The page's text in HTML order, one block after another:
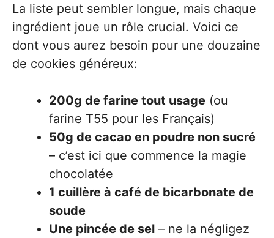
La liste peut sembler longue, mais chaque
ingrédient joue un rôle crucial. Voici ce
dont vous aurez besoin pour une douzaine
de cookies généreux:
200g de farine tout usage (ou
farine T55 pour les Français)
50g de cacao en poudre non sucré
– c’est ici que commence la magie
chocolatée
1 cuillère à café de bicarbonate de
soude
Une pincée de sel – ne la négligez